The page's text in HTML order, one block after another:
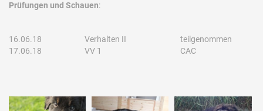
Prüfungen und Schauen:
16.06.18 Verhalten II
teilgenommen
17.06.18
VV 1 CAC